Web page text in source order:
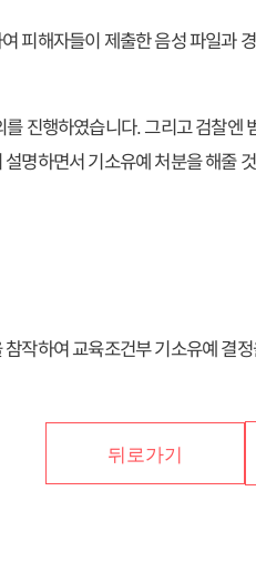
피해자들이 제출한 음성 파일과
진행하였습니다. 그리고 검찰
명하면서 기소유예 처분을 해줄
작하여 교육조건부 기소유예 결
뒤로가기